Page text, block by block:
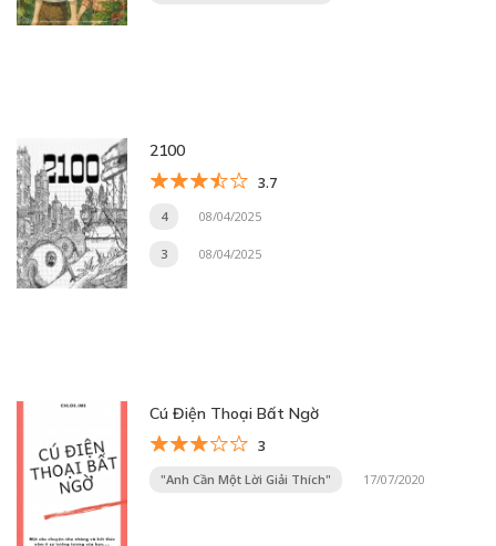
2100
3.7
4 08/04/2025
3 08/04/2025
Cú Điện Thoại Bất Ngờ
3
"Anh Cần Một Lời Giải Thích" 17/07/2020